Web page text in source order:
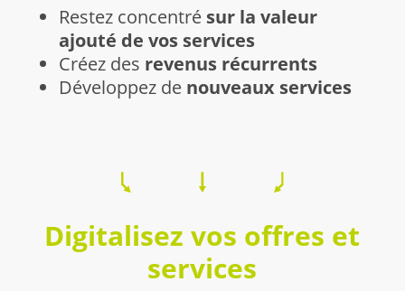
Restez concentré sur la valeur
ajouté de vos services
Créez des revenus récurrents
Développez de nouveaux services
Digitalisez vos offres et
services